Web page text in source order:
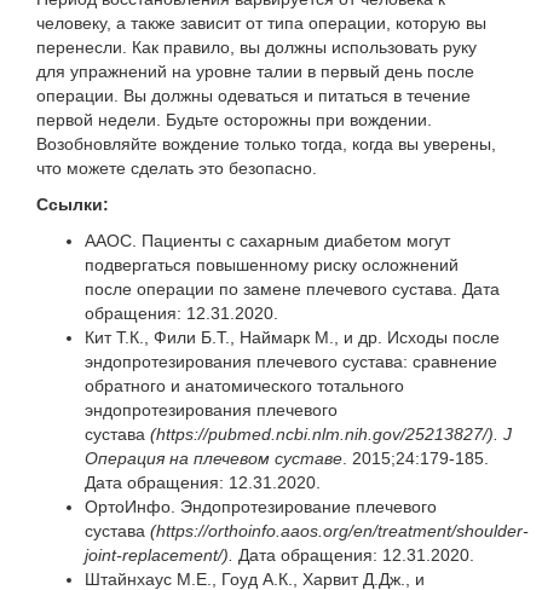
человеку, а также зависит от типа операции, которую вы
перенесли. Как правило, вы должны использовать руку
для упражнений на уровне талии в первый день после
операции. Вы должны одеваться и питаться в течение
первой недели. Будьте осторожны при вождении.
Возобновляйте вождение только тогда, когда вы уверены,
что можете сделать это безопасно.
Ссылки:
ААОС. Пациенты с сахарным диабетом могут
подвергаться повышенному риску осложнений
после операции по замене плечевого сустава. Дата
обращения: 12.31.2020.
Кит Т.К., Фили Б.Т., Наймарк М., и др. Исходы после
эндопротезирования плечевого сустава: сравнение
обратного и анатомического тотального
эндопротезирования плечевого
сустава (https://pubmed.ncbi.nlm.nih.gov/25213827/). J
Операция на плечевом суставе . 2015;24:179-185.
Дата обращения: 12.31.2020.
ОртоИнфо. Эндопротезирование плечевого
сустава (https://orthoinfo.aaos.org/en/treatment/shoulder-
joint-replacement/).
Дата обращения: 12.31.2020.
Штайнхаус М.Е., Гоуд А.К., Харвит Д.Дж., и